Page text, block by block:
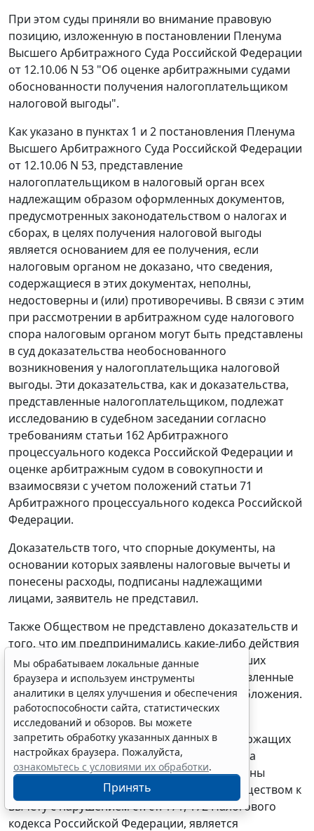
При этом суды приняли во внимание правовую
позицию, изложенную в постановлении Пленума
Высшего Арбитражного Суда Российской Федерации
от 12.10.06 N 53 "Об оценке арбитражными судами
обоснованности получения налогоплательщиком
налоговой выгоды".
Как указано в пунктах 1 и 2 постановления Пленума
Высшего Арбитражного Суда Российской Федерации
от 12.10.06 N 53, представление
налогоплательщиком в налоговый орган всех
надлежащим образом оформленных документов,
предусмотренныхзаконодательством о налогах и
сборах, в целях получения налоговой выгоды
является основанием для ее получения, если
налоговым органом не доказано, что сведения,
содержащиеся в этих документах, неполны,
недостоверны и (или) противоречивы. В связи с этим
при рассмотрении в арбитражном суде налогового
спора налоговым органом могут быть представлены
в суд доказательства необоснованного
возникновения у налогоплательщика налоговой
выгоды. Эти доказательства, как и доказательства,
представленные налогоплательщиком, подлежат
исследованию в судебном заседании согласно
требованиям статьи 162Арбитражного
процессуального кодекса Российской Федерации и
оценке арбитражным судом в совокупности и
взаимосвязи с учетом положений статьи 71
Арбитражного процессуального кодекса Российской
Федерации.
Доказательств того, что спорные документы, на
основании которых заявлены налоговые вычеты и
понесены расходы, подписаны надлежащими
лицами, заявитель не представил.
Также Обществом не представлено доказательств и
того, что им предпринимались какие-либо действия
для установления личности лиц, подписавших
спорные документы, подтверждающие заявленные
вычеты по НДС и расходы в целях налогообложения.
При таких обстоятельствах вывод судов о
несоответствии спорных документов, содержащих
достоверные сведения, требованиям закона
Российской Федерации, поскольку подписаны
неустановленными лицами, и приняты Обществом к
вычету с нарушениемст. ст. 171,172Налогового
кодекса Российской Федерации, является
Мы обрабатываем локальные данные
браузера и используем инструменты
аналитики в целях улучшения и обеспечения
работоспособности сайта, статистических
исследований и обзоров. Вы можете
запретить обработку указанных данных в
настройках браузера. Пожалуйста,
ознакомьтесь с условиями их обработки.
Принять